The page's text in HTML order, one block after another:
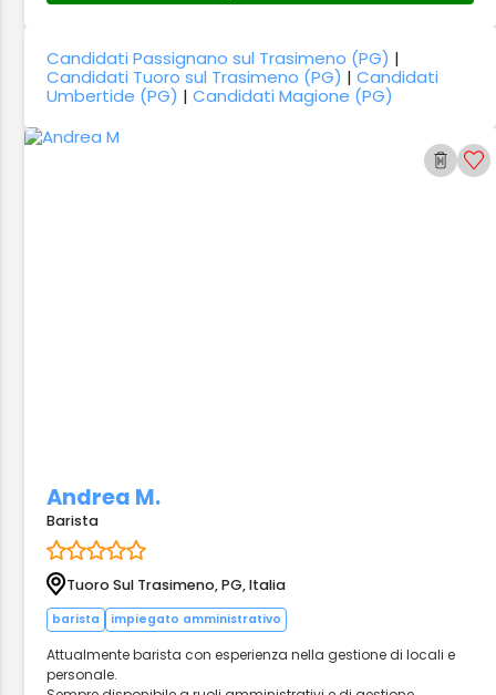
Candidati Passignano sul Trasimeno (PG) |
Candidati Tuoro sul Trasimeno (PG) |Candidati
Umbertide (PG) |Candidati Magione (PG)
Andrea M.
Barista
Tuoro Sul Trasimeno, PG, Italia
barista impiegato amministrativo
Attualmente barista con esperienza nella gestione di locali e
personale.